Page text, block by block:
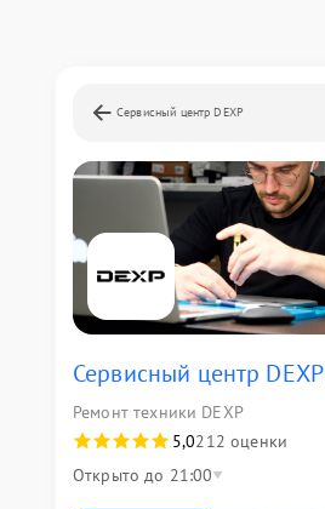
Сервисный центр DEXP
Сервисный центр DEXP
Ремонт техники DEXP
5,0212 оценки
Открыто до 21:00